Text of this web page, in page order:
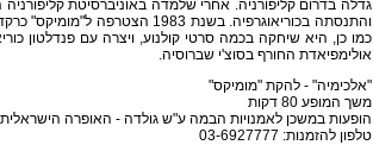
גדלה בדרום קליפורניה. אחרי שלמדה באוניברסיטת
והתנסתה בכוריאוגרפיה. בשנת 1983
כמו כן, היא שיחקה בכמה סרטי קולנוע, ויצרה עם פנדלטון
אולימפיאדת החורף בסוצ'י שברוסיה.
"אלכימיה" - להקת "מומיקס"
משך המופע 80 דקות
הופעות במשכן לאמנויות הבמה ע"ש גולדה - האופרה הישראלית, ת"א: 27 עד
טלפון להזמנות: 03-6927777